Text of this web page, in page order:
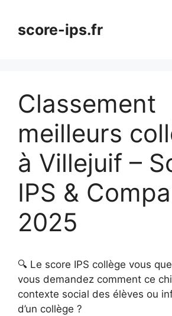
contenuscore-ips.fr
Classement
meilleurs
à Villejuif –
IPS &
2025
🔍 Le score IPS collège vous
vous demandez comment ce
contexte social des élèves ou
d’un collège ?